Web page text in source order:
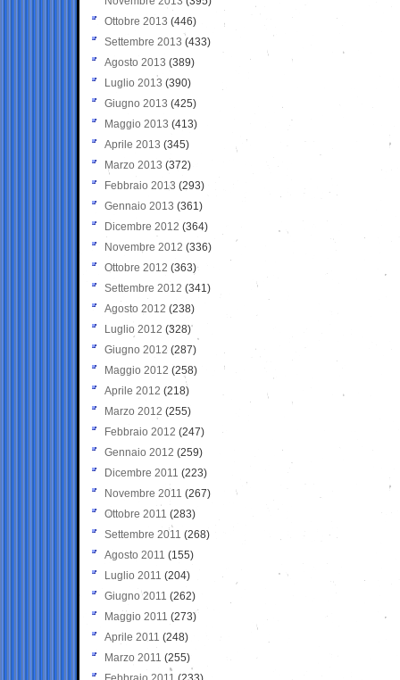
Ottobre 2013 (446)
Settembre 2013 (433)
Agosto 2013 (389)
Luglio 2013 (390)
Giugno 2013 (425)
Maggio 2013 (413)
Aprile 2013 (345)
Marzo 2013 (372)
Febbraio 2013 (293)
Gennaio 2013 (361)
Dicembre 2012 (364)
Novembre 2012 (336)
Ottobre 2012 (363)
Settembre 2012 (341)
Agosto 2012 (238)
Luglio 2012 (328)
Giugno 2012 (287)
Maggio 2012 (258)
Aprile 2012 (218)
Marzo 2012 (255)
Febbraio 2012 (247)
Gennaio 2012 (259)
Dicembre 2011 (223)
Novembre 2011 (267)
Ottobre 2011 (283)
Settembre 2011 (268)
Agosto 2011 (155)
Luglio 2011 (204)
Giugno 2011 (262)
Maggio 2011 (273)
Aprile 2011 (248)
Marzo 2011 (255)